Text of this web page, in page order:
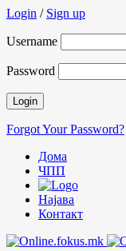
Login / Sign up
Username
Password
Forgot Your Password?
Дома
ЧПП
Најава
Контакт